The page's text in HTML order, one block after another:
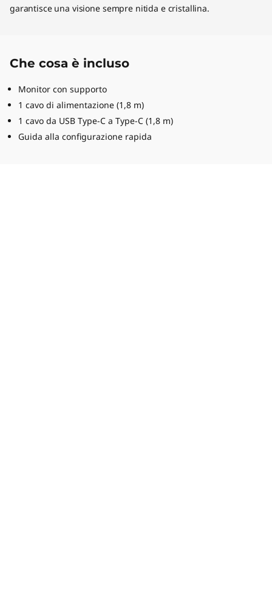
garantisce una visione sempre nitida e cristallina.
Che cosa è incluso
Monitor con supporto
1 cavo di alimentazione (1,8 m)
1 cavo da USB Type-C a Type-C (1,8 m)
Guida alla configurazione rapida